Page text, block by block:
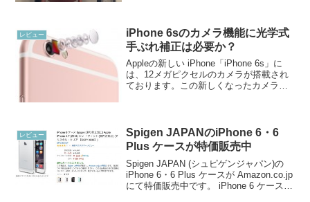
した。10日間使...
レビュー
iPhone 6sのカメラ機能に光学式
手ぶれ補正は必要か？
Appleの新しい iPhone「iPhone 6s」に
は、12メガピクセルのカメラが搭載され
ております。この新しくなったカメラで
レビュー
Spigen JAPANのiPhone 6・6
Plus ケースが特価販売中
Spigen JAPAN (シュピゲンジャパン)の
iPhone 6・6 Plus ケースが Amazon.co.jp
にて特価販売中です。 iPhone 6 ケース